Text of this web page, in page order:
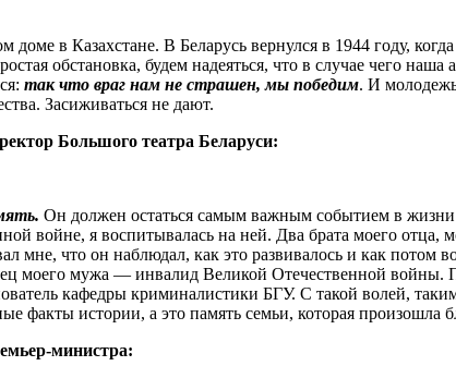
доме в Казахстане. В Беларусь вернулся в 1944 году,
обстановка, будем надеяться, что в случае чего
так что враг нам не страшен, мы победим. И
Засиживаться не дают.
Большого театра Беларуси:
Он должен остаться самым важным событием в жизни
войне, я воспитывалась на ней. Два брата моего
мне, что он наблюдал, как это развивалось и как потом
моего мужа — инвалид Великой Отечественной войны.
кафедры криминалистики БГУ. С такой волей,
факты истории, а это память семьи, которая
министра: